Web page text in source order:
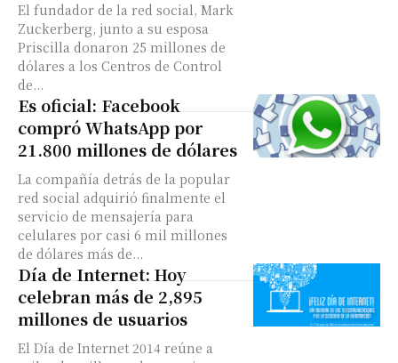
El fundador de la red social, Mark
Zuckerberg, junto a su esposa
Priscilla donaron 25 millones de
dólares a los Centros de Control
de...
Es oficial: Facebook
compró WhatsApp por
21.800 millones de dólares
La compañía detrás de la popular
red social adquirió finalmente el
servicio de mensajería para
celulares por casi 6 mil millones
de dólares más de...
Día de Internet: Hoy
celebran más de 2,895
millones de usuarios
El Día de Internet 2014 reúne a